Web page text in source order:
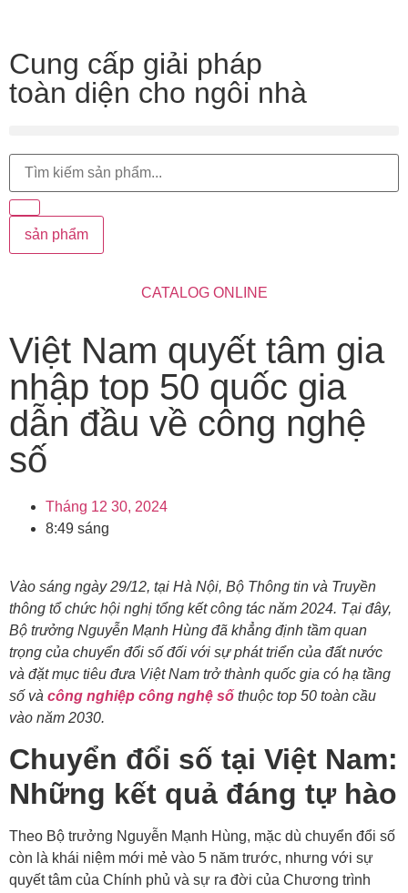
Cung cấp giải pháp
toàn diện cho ngôi nhà
sản phẩm
CATALOG ONLINE
Việt Nam quyết tâm gia
nhập top 50 quốc gia
dẫn đầu về công nghệ
số
Tháng 12 30, 2024
8:49 sáng
Vào sáng ngày 29/12, tại Hà Nội, Bộ Thông tin và Truyền
thông tổ chức hội nghị tổng kết công tác năm 2024. Tại đây,
Bộ trưởng Nguyễn Mạnh Hùng đã khẳng định tầm quan
trọng của chuyển đổi số đối với sự phát triển của đất nước
và đặt mục tiêu đưa Việt Nam trở thành quốc gia có hạ tầng
số và công nghiệp công nghệ số thuộc top 50 toàn cầu
vào năm 2030.
Chuyển đổi số tại Việt Nam:
Những kết quả đáng tự hào
Theo Bộ trưởng Nguyễn Mạnh Hùng, mặc dù chuyển đổi số
còn là khái niệm mới mẻ vào 5 năm trước, nhưng với sự
quyết tâm của Chính phủ và sự ra đời của Chương trình